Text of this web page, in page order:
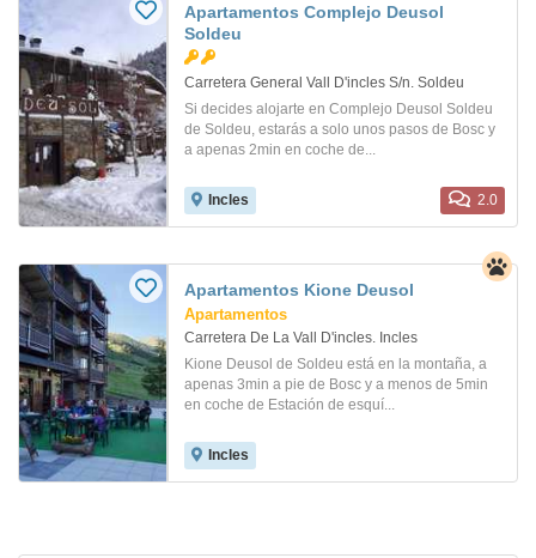
Apartamentos Complejo Deusol
Soldeu
Carretera General Vall D'incles S/n. Soldeu
Si decides alojarte en Complejo Deusol Soldeu
de Soldeu, estarás a solo unos pasos de Bosc y
a apenas 2min en coche de...
Incles 2.0
Apartamentos Kione Deusol
Apartamentos
Carretera De La Vall D'incles. Incles
Kione Deusol de Soldeu está en la montaña, a
apenas 3min a pie de Bosc y a menos de 5min
en coche de Estación de esquí...
Incles